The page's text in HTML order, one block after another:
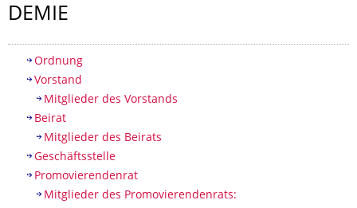
DEMIE
Inhaltsverzeichnis
Ordnung
Vorstand
Mitglieder des Vorstands
Beirat
Mitglieder des Beirats
Geschäftsstelle
Promovierendenrat
Mitglieder des Promovierendenrats: